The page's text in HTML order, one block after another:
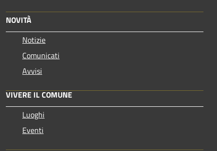
NOVITÀ
Notizie
Comunicati
Avvisi
VIVERE IL COMUNE
Luoghi
Eventi